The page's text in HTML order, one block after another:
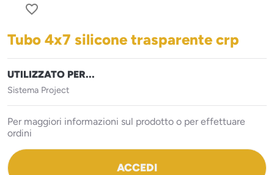
favorite_border
Tubo 4x7 silicone trasparente crp
UTILIZZATO PER...
Sistema Project
Per maggiori informazioni sul prodotto o per effettuare
ordini
ACCEDI